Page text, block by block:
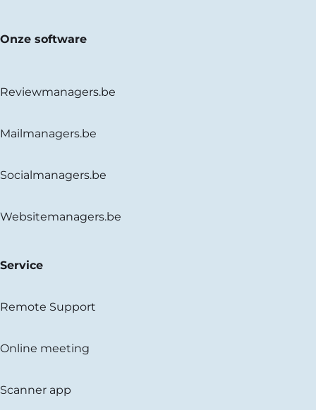
Onze software
Reviewmanagers.be
Mailmanagers.be
Socialmanagers.be
Websitemanagers.be
Service
Remote Support
Online meeting
Scanner app